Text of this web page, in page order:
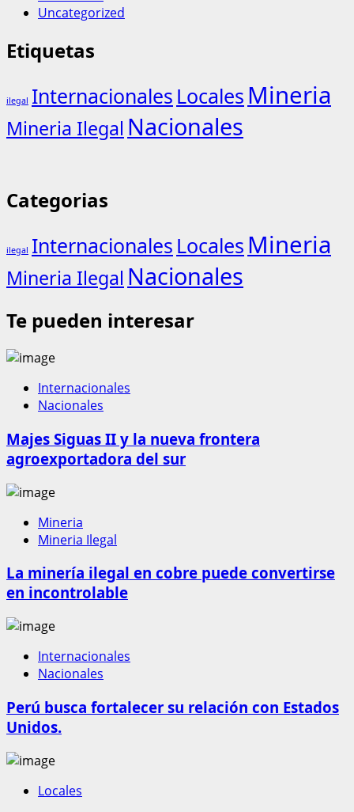
Uncategorized
Etiquetas
ilegal Internacionales Locales Mineria
Mineria Ilegal Nacionales
Categorias
ilegal Internacionales Locales Mineria
Mineria Ilegal Nacionales
Te pueden interesar
Internacionales
Nacionales
Majes Siguas II y la nueva frontera
agroexportadora del sur
Mineria
Mineria Ilegal
La minería ilegal en cobre puede convertirse
en incontrolable
Internacionales
Nacionales
Perú busca fortalecer su relación con Estados
Unidos.
Locales